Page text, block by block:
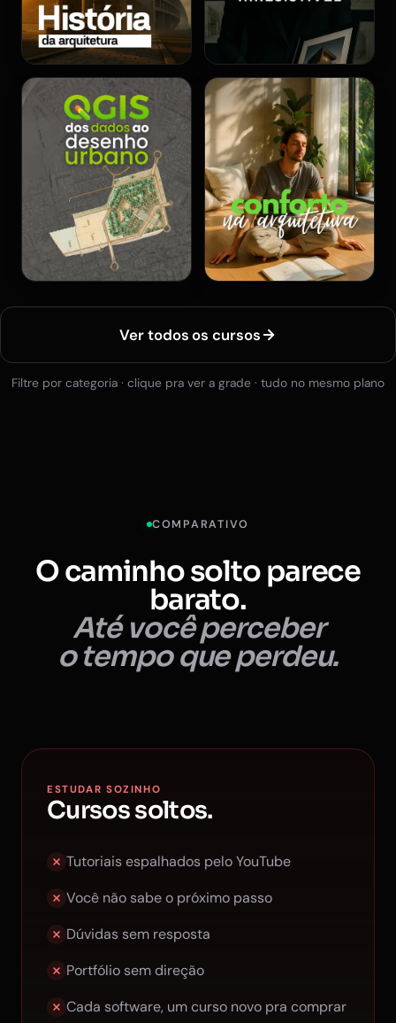
Ver todos os cursos
Filtre por categoria · clique pra ver a grade · tudo no mesmo plano
COMPARATIVO
O caminho solto parece
barato.
Até você perceber
o tempo que perdeu.
ESTUDAR SOZINHO
Cursos soltos.
Tutoriais espalhados pelo YouTube
Você não sabe o próximo passo
Dúvidas sem resposta
Portfólio sem direção
Cada software, um curso novo pra comprar